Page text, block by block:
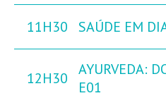
11H30 SAÚDE EM
12H30
AYURVEDA:
E01